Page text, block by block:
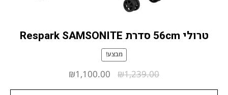
טרולי 56cm סדרת Respark SAMSONITE
מבצע!
₪1,239.00
המחיר
המקורי
₪1,100.00
הנוכחי